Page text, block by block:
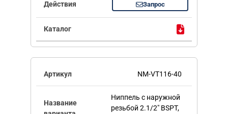
Запрос
NM-VT116-40
Ниппель с наружной
резьбой 2.1/2" BSPT,